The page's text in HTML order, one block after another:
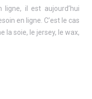
ligne, il est aujourd’hui
en ligne. C’est le cas
la soie, le jersey, le wax,